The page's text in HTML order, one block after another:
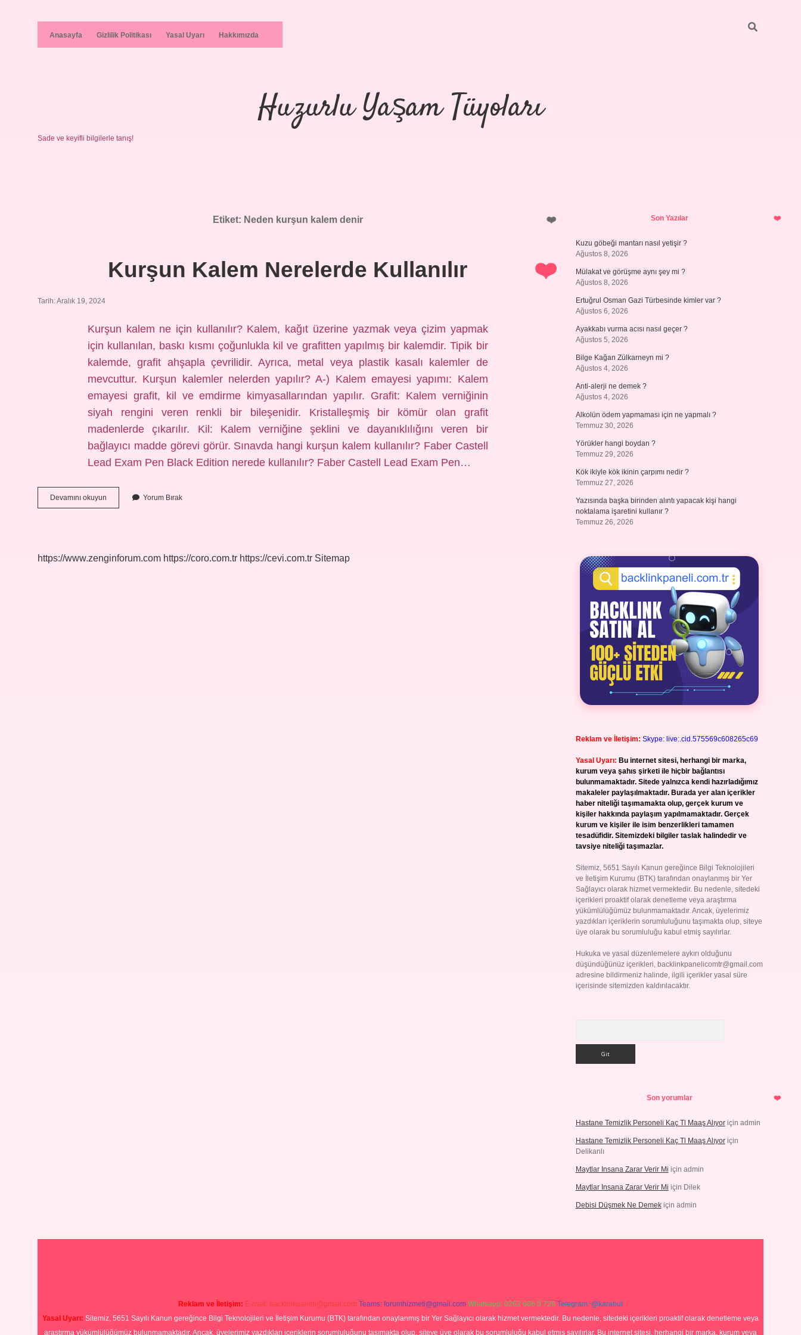
Anasayfa Gizlilik Politikası Yasal Uyarı Hakkımızda
Huzurlu Yaşam Tüyoları
Sade ve keyifli bilgilerle tanış!
Etiket: Neden kurşun kalem denir
Kurşun Kalem Nerelerde Kullanılır
Tarih: Aralık 19, 2024
Kurşun kalem ne için kullanılır? Kalem, kağıt üzerine yazmak veya çizim yapmak
için kullanılan, baskı kısmı çoğunlukla kil ve grafitten yapılmış bir kalemdir. Tipik bir
kalemde, grafit ahşapla çevrilidir. Ayrıca, metal veya plastik kasalı kalemler de
mevcuttur. Kurşun kalemler nelerden yapılır? A-) Kalem emayesi yapımı: Kalem
emayesi grafit, kil ve emdirme kimyasallarından yapılır. Grafit: Kalem verniğinin
siyah rengini veren renkli bir bileşenidir. Kristalleşmiş bir kömür olan grafit
madenlerde çıkarılır. Kil: Kalem verniğine şeklini ve dayanıklılığını veren bir
bağlayıcı madde görevi görür. Sınavda hangi kurşun kalem kullanılır? Faber Castell
Lead Exam Pen Black Edition nerede kullanılır? Faber Castell Lead Exam Pen…
Devamını okuyun
Kalem
Yorum Bırak
https://www.zenginforum.com https://coro.com.tr https://cevi.com.tr Sitemap
SidebarSon Yazılar
Kuzu göbeği mantarı nasıl yetişir ?
Ağustos 8, 2026
Mülakat ve görüşme aynı şey mi ?
Ağustos 8, 2026
Ertuğrul Osman Gazi Türbesinde kimler var ?
Ağustos 6, 2026
Ayakkabı vurma acısı nasıl geçer ?
Ağustos 5, 2026
Bilge Kağan Zülkarneyn mi ?
Ağustos 4, 2026
Anti-alerji ne demek ?
Ağustos 4, 2026
Alkolün ödem yapmaması için ne yapmalı ?
Temmuz 30, 2026
Yörükler hangi boydan ?
Temmuz 29, 2026
Kök ikiyle kök ikinin çarpımı nedir ?
Temmuz 27, 2026
Yazısında başka birinden alıntı yapacak kişi hangi
noktalama işaretini kullanır ?
Temmuz 26, 2026
Reklam ve İletişim: Skype: live:.cid.575569c608265c69
Yasal Uyarı: Bu internet sitesi, herhangi bir marka,
kurum veya şahıs şirketi ile hiçbir bağlantısı
bulunmamaktadır. Sitede yalnızca kendi hazırladığımız
makaleler paylaşılmaktadır. Burada yer alan içerikler
haber niteliği taşımamakta olup, gerçek kurum ve
kişiler hakkında paylaşım yapılmamaktadır. Gerçek
kurum ve kişiler ile isim benzerlikleri tamamen
tesadüfidir. Sitemizdeki bilgiler taslak halindedir ve
tavsiye niteliği taşımazlar.
Sitemiz, 5651 Sayılı Kanun gereğince Bilgi Teknolojileri
ve İletişim Kurumu (BTK) tarafından onaylanmış bir Yer
Sağlayıcı olarak hizmet vermektedir. Bu nedenle, sitedeki
içerikleri proaktif olarak denetleme veya araştırma
yükümlülüğümüz bulunmamaktadır. Ancak, üyelerimiz
yazdıkları içeriklerin sorumluluğunu taşımakta olup, siteye
üye olarak bu sorumluluğu kabul etmiş sayılırlar.
Hukuka ve yasal düzenlemelere aykırı olduğunu
düşündüğünüz içerikleri, backlinkpanelicomtr@gmail.com
adresine bildirmeniz halinde, ilgili içerikler yasal süre
içerisinde sitemizden kaldırılacaktır.
Son yorumlar
Hastane Temizlik Personeli Kaç Tl Maaş Alıyoriçin admin
Hastane Temizlik Personeli Kaç Tl Maaş Alıyoriçin
Delikanlı
Maytlar Insana Zarar Verir Mi için admin
Maytlar Insana Zarar Verir Mi için Dilek
Debisi Düşmek Ne Demekiçin admin
Reklam ve İletişim: E-mail: backlinkpaneli@gmail.com Teams: forumhizmeti@gmail.com Whatsapp: 0262 606 0 726 Telegram: @karabul
Yasal Uyarı: Sitemiz, 5651 Sayılı Kanun gereğince Bilgi Teknolojileri ve İletişim Kurumu (BTK) tarafından onaylanmış bir Yer Sağlayıcı olarak hizmet vermektedir. Bu nedenle, sitedeki içerikleri proaktif olarak denetleme veya
araştırma yükümlülüğümüz bulunmamaktadır. Ancak, üyelerimiz yazdıkları içeriklerin sorumluluğunu taşımakta olup, siteye üye olarak bu sorumluluğu kabul etmiş sayılırlar. Bu internet sitesi, herhangi bir marka, kurum veya